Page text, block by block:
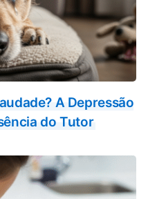
A Depressão
do Tutor